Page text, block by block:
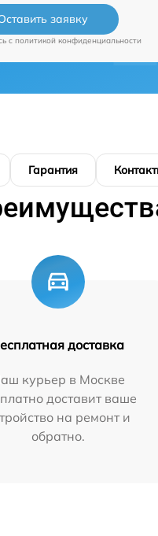
заявку
c политикой конфиденциальности
Гарантия
доставка
курьер в Москве
доставит ваше
на ремонт и
обратно.